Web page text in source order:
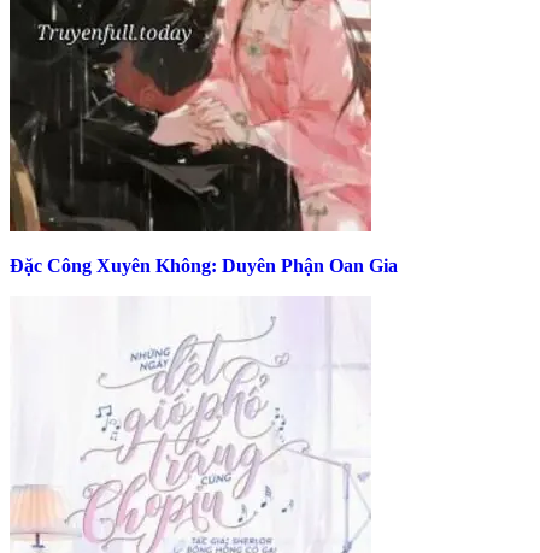
Đặc Công Xuyên Không: Duyên Phận Oan Gia